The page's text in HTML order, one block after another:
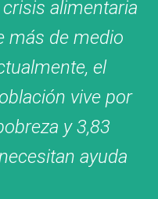
alimentaria
más de medio
el
vive por
y 3,83
ayuda